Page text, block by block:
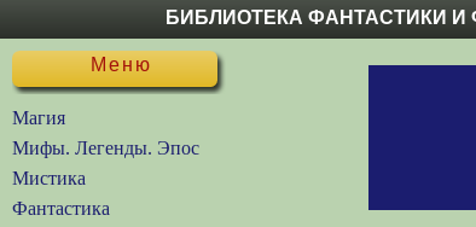
БИБЛИОТЕКА ФАНТАСТИКИ И
Меню
Магия
Мифы. Легенды. Эпос
Мистика
Фантастика